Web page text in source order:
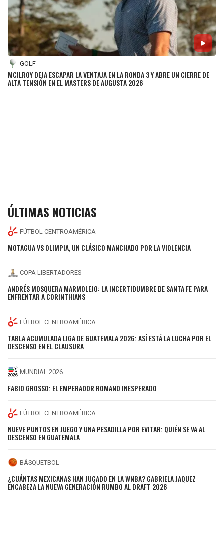
GOLF
MCILROY DEJA ESCAPAR LA VENTAJA EN LA RONDA 3 Y ABRE UN CIERRE DE
ALTA TENSIÓN EN EL MASTERS DE AUGUSTA 2026
ÚLTIMAS NOTICIAS
FÚTBOL CENTROAMÉRICA
MOTAGUA VS OLIMPIA, UN CLÁSICO MANCHADO POR LA VIOLENCIA
COPA LIBERTADORES
ANDRÉS MOSQUERA MARMOLEJO: LA INCERTIDUMBRE DE SANTA FE PARA
ENFRENTAR A CORINTHIANS
FÚTBOL CENTROAMÉRICA
TABLA ACUMULADA LIGA DE GUATEMALA 2026: ASÍ ESTÁ LA LUCHA POR EL
DESCENSO EN EL CLAUSURA
MUNDIAL 2026
FABIO GROSSO: EL EMPERADOR ROMANO INESPERADO
FÚTBOL CENTROAMÉRICA
NUEVE PUNTOS EN JUEGO Y UNA PESADILLA POR EVITAR: QUIÉN SE VA AL
DESCENSO EN GUATEMALA
BÁSQUETBOL
¿CUÁNTAS MEXICANAS HAN JUGADO EN LA WNBA? GABRIELA JAQUEZ
ENCABEZA LA NUEVA GENERACIÓN RUMBO AL DRAFT 2026